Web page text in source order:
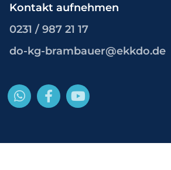
Kontakt aufnehmen
0231 / 987 21 17
do-kg-brambauer@ekkdo.de